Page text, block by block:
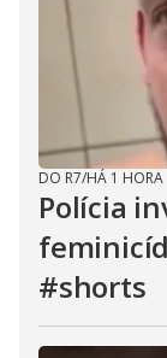
DO R7/HÁ 1 HORA
Polícia
#shorts